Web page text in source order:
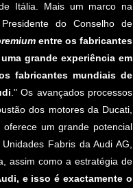
Itália. Mais um marco na
do Conselho de
entre os fabricantes
grande experiência em
fabricantes mundiais de
." Os avançados processos
dos motores da Ducati,
um grande potencial
Fabris da Audi AG,
assim como a estratégia de
e isso é exactamente o